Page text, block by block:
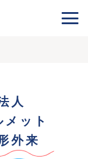
人
ット
外来